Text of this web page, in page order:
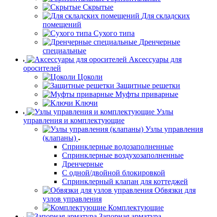
Скрытые
Для складских
помещений
Сухого типа
Дренчерные
специальные
Аксессуары для
оросителей
Цоколи
Защитные решетки
Муфты приварные
Ключи
Узлы
управления и комплектующие
Узлы управления
(клапаны)
Спринклерные водозаполненные
Спринклерные воздухозаполненные
Дренчерные
С одной/двойной блокировкой
Спринклерный клапан для коттеджей
Обвязки для
узлов управления
Комплектующие